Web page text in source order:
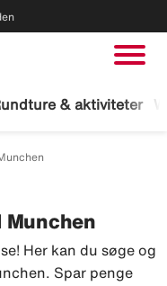
& aktiviteter
Munchen
Her kan du søge og
Spar penge